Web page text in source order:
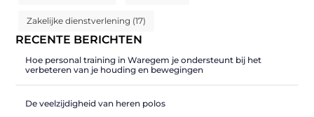
Zakelijke dienstverlening (17)
RECENTE BERICHTEN
Hoe personal training in Waregem je ondersteunt bij het
verbeteren van je houding en bewegingen
De veelzijdigheid van heren polos